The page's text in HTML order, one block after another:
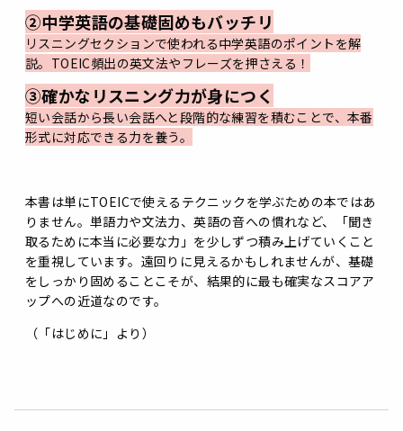
➁中学英語の基礎固めもバッチリ
リスニングセクションで使われる中学英語のポイントを解
説。TOEIC頻出の英文法やフレーズを押さえる！
③確かなリスニング力が身につく
短い会話から長い会話へと段階的な練習を積むことで、本番
形式に対応できる力を養う。
本書は単にTOEICで使えるテクニックを学ぶための本ではあ
りません。単語力や文法力、英語の音への慣れなど、「聞き
取るために本当に必要な力」を少しずつ積み上げていくこと
を重視しています。遠回りに見えるかもしれませんが、基礎
をしっかり固めることこそが、結果的に最も確実なスコアア
ップへの近道なのです。
（「はじめに」より）